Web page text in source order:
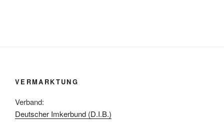
VERMARKTUNG
Verband:
Deutscher Imkerbund (D.I.B.)